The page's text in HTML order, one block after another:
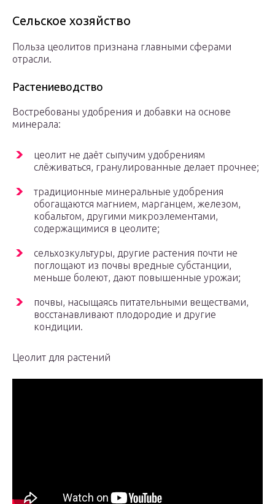
Сельское хозяйство
Польза цеолитов признана главными сферами
отрасли.
Растениеводство
Востребованы удобрения и добавки на основе
минерала:
цеолит не даёт сыпучим удобрениям
слёживаться, гранулированные делает прочнее;
традиционные минеральные удобрения
обогащаются магнием, марганцем, железом,
кобальтом, другими микроэлементами,
содержащимися в цеолите;
сельхозкультуры, другие растения почти не
поглощают из почвы вредные субстанции,
меньше болеют, дают повышенные урожаи;
почвы, насыщаясь питательными веществами,
восстанавливают плодородие и другие
кондиции.
Цеолит для растений